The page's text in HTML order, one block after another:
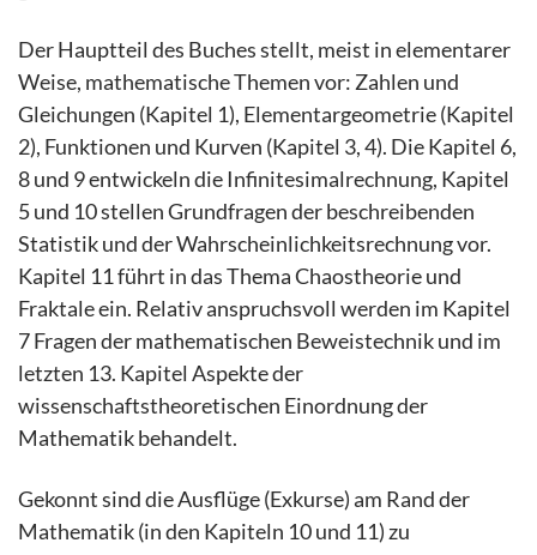
Der Hauptteil des Buches stellt, meist in elementarer
Weise, mathematische Themen vor: Zahlen und
Gleichungen (Kapitel 1), Elementargeometrie (Kapitel
2), Funktionen und Kurven (Kapitel 3, 4). Die Kapitel 6,
8 und 9 entwickeln die Infinitesimalrechnung, Kapitel
5 und 10 stellen Grundfragen der beschreibenden
Statistik und der Wahrscheinlichkeitsrechnung vor.
Kapitel 11 führt in das Thema Chaostheorie und
Fraktale ein. Relativ anspruchsvoll werden im Kapitel
7 Fragen der mathematischen Beweistechnik und im
letzten 13. Kapitel Aspekte der
wissenschaftstheoretischen Einordnung der
Mathematik behandelt.
Gekonnt sind die Ausflüge (Exkurse) am Rand der
Mathematik (in den Kapiteln 10 und 11) zu